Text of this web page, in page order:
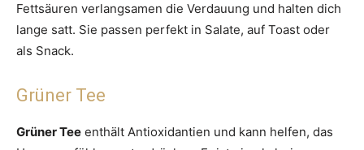
Fettsäuren verlangsamen die Verdauung und halten dich
lange satt. Sie passen perfekt in Salate, auf Toast oder
als Snack.
Grüner Tee
Grüner Tee enthält Antioxidantien und kann helfen, das